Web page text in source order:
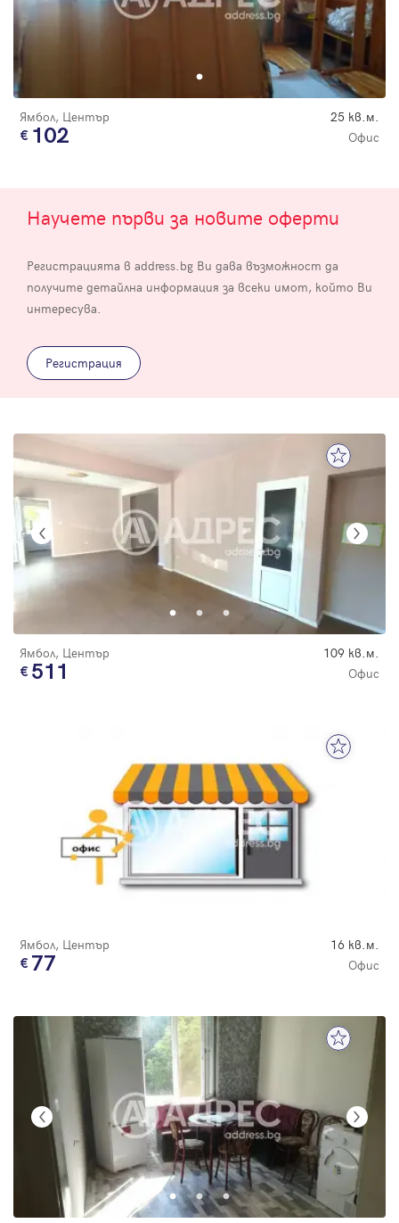
Ямбол, Център 25 кв.м.
102 Офис
Научете първи за новите оферти
Регистрацията в address.bg Ви дава възможност да
получите детайлна информация за всеки имот, който Ви
интересува.
Регистрация
Ямбол, Център 109 кв.м.
511 Офис
Ямбол, Център 16 кв.м.
77 Офис